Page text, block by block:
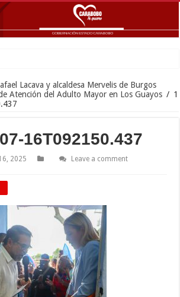
Lacava y alcaldesa Mervelis de Burgos
Atención del Adulto Mayor en Los Guayos / 1
16T092150.437
2025
Leave a comment